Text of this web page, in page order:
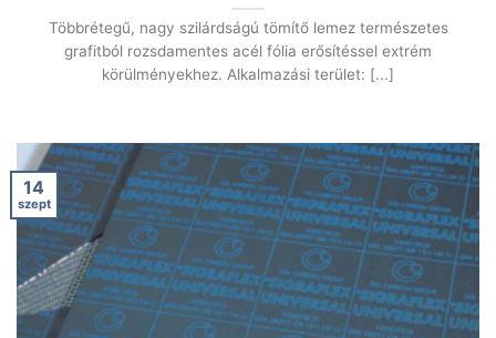
Többrétegű, nagy szilárdságú tömítő lemez természetes
grafitból rozsdamentes acél fólia erősítéssel extrém
körülményekhez. Alkalmazási terület: [...]
14
szept